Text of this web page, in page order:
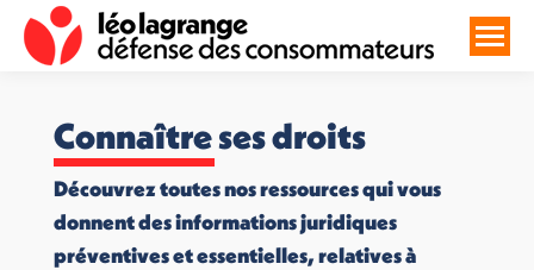
Connaître ses droits
Découvrez toutes nos ressources qui vous
donnent des informations juridiques
préventives et essentielles, relatives à